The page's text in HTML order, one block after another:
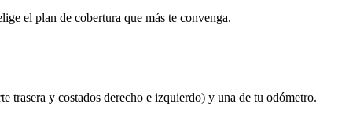
el plan de cobertura que más te convenga.
trasera y costados derecho e izquierdo) y una de tu odómetro.